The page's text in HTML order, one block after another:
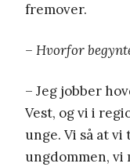
fremover.
– Hvorfor
– Jeg jobber
Vest, og vi i
unge. Vi så at
ungdommen, vi